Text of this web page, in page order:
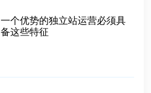
一个优势的独立站运营必须具
备这些特征